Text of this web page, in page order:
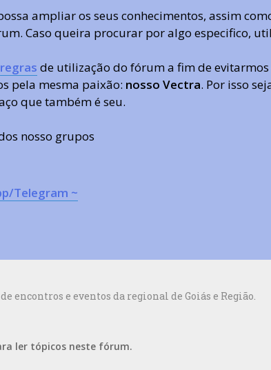
ampliar os seus conhecimentos, assim
Caso queira procurar por algo especifico,
regras de utilização do fórum a fim de
pela mesma paixão: nosso Vectra. Por isso
que também é seu.
nosso grupos
Telegram ~
encontros e eventos da regional de Goiás e Região.
ler tópicos neste fórum.